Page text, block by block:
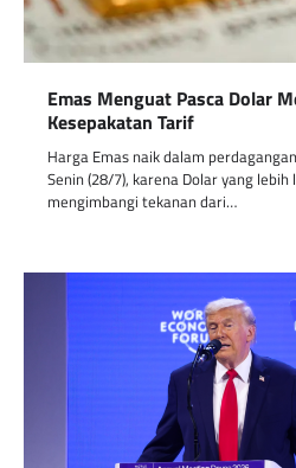
Emas Menguat Pasca Dolar
Kesepakatan Tarif
Harga Emas naik dalam
Senin (28/7), karena Dolar yang
mengimbangi tekanan dari…